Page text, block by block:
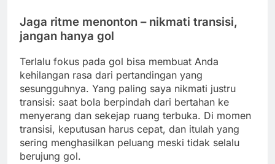
Jaga ritme menonton – nikmati transisi,
jangan hanya gol
Terlalu fokus pada gol bisa membuat Anda
kehilangan rasa dari pertandingan yang
sesungguhnya. Yang paling saya nikmati justru
transisi: saat bola berpindah dari bertahan ke
menyerang dan sekejap ruang terbuka. Di momen
transisi, keputusan harus cepat, dan itulah yang
sering menghasilkan peluang meski tidak selalu
berujung gol.